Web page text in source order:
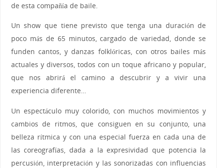
de esta compañía de baile.
Un show que tiene previsto que tenga una duración de
poco más de 65 minutos, cargado de variedad, donde se
funden cantos, y danzas folklóricas, con otros bailes más
actuales y diversos, todos con un toque africano y popular,
que nos abrirá el camino a descubrir y a vivir una
experiencia diferente…
Un espectáculo muy colorido, con muchos movimientos y
cambios de ritmos, que consiguen en su conjunto, una
belleza rítmica y con una especial fuerza en cada una de
las coreografías, dada a la expresividad que potencia la
percusión, interpretación y las sonorizadas con influencias